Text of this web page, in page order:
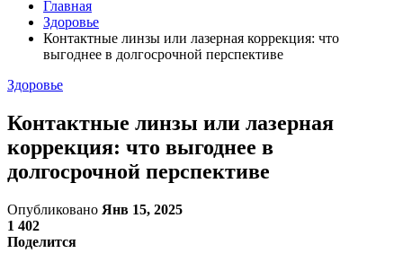
Главная
Здоровье
Контактные линзы или лазерная коррекция: что
выгоднее в долгосрочной перспективе
Здоровье
Контактные линзы или лазерная
коррекция: что выгоднее в
долгосрочной перспективе
Опубликовано Янв 15, 2025
1 402
Поделится